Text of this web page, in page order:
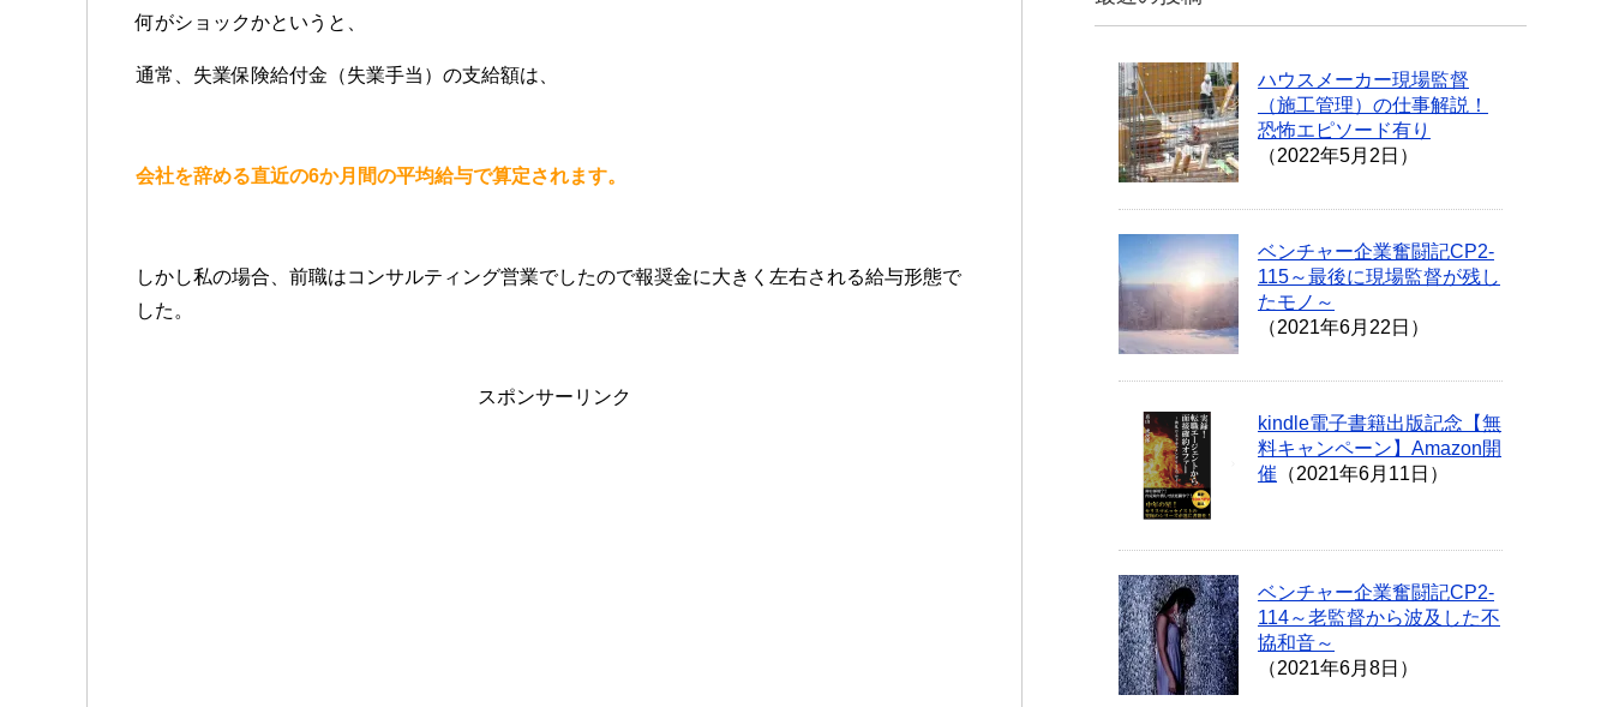
何がショックかというと、
通常、失業保険給付金（失業手当）の支給額は、
会社を辞める直近の6か月間の平均給与で算定されます。
しかし私の場合、前職はコンサルティング営業でしたので報奨金に大きく左右される給与形態で
した。
スポンサーリンク
ハウスメーカー現場監督
（施工管理）の仕事解説！
恐怖エピソード有り
（2022年5月2日）
ベンチャー企業奮闘記CP2-
115～最後に現場監督が残し
たモノ～
（2021年6月22日）
kindle電子書籍出版記念【無
料キャンペーン】Amazon開
催 （2021年6月11日）
ベンチャー企業奮闘記CP2-
114～老監督から波及した不
協和音～
（2021年6月8日）